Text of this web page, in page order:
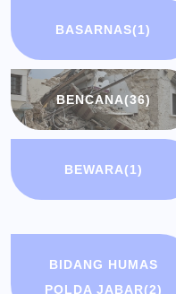
BASARNAS(1)
BENCANA(36)
BEWARA(1)
BIDANG HUMAS
POLDA JABAR(2)